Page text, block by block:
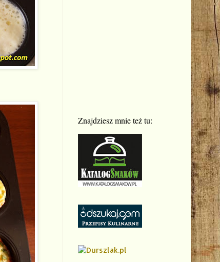
Znajdziesz mnie też tu: